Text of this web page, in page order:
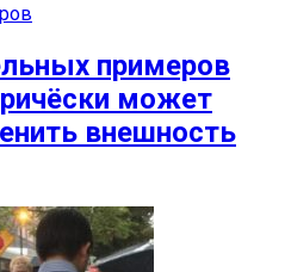
примеров
может
внешность